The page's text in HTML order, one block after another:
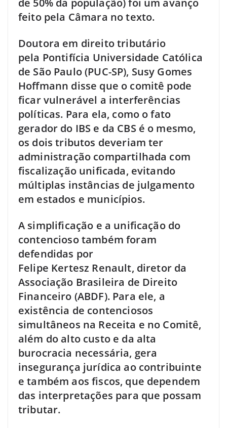
feito pela Câmara no texto.
Doutora em direito tributário
pela Pontifícia Universidade Católica
de São Paulo (PUC-SP), Susy Gomes
Hoffmann disse que o comitê pode
ficar vulnerável a interferências
políticas. Para ela, como o fato
gerador do IBS e da CBS é o mesmo,
os dois tributos deveriam ter
administração compartilhada com
fiscalização unificada, evitando
múltiplas instâncias de julgamento
em estados e municípios.
A simplificação e a unificação do
contencioso também foram
defendidas por
Felipe Kertesz Renault, diretor da
Associação Brasileira de Direito
Financeiro (ABDF). Para ele, a
existência de contenciosos
simultâneos na Receita e no Comitê,
além do alto custo e da alta
burocracia necessária, gera
insegurança jurídica ao contribuinte
e também aos fiscos, que dependem
das interpretações para que possam
tributar.